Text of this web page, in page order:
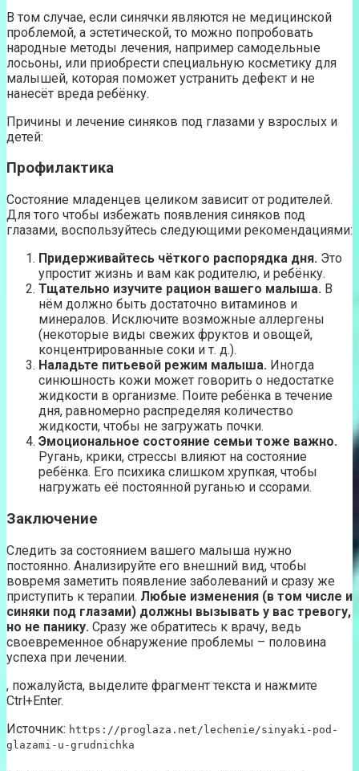
В том случае, если синячки являются не медицинской
проблемой, а эстетической, то можно попробовать
народные методы лечения, например самодельные
лосьоны, или приобрести специальную косметику для
малышей, которая поможет устранить дефект и не
нанесёт вреда ребёнку.
Причины и лечение синяков под глазами у взрослых и
детей:
Профилактика
Состояние младенцев целиком зависит от родителей.
Для того чтобы избежать появления синяков под
глазами, воспользуйтесь следующими рекомендациями:
Придерживайтесь чёткого распорядка дня. Это
упростит жизнь и вам как родителю, и ребёнку.
Тщательно изучите рацион вашего малыша. В
нём должно быть достаточно витаминов и
минералов. Исключите возможные аллергены
(некоторые виды свежих фруктов и овощей,
концентрированные соки и т. д.).
Наладьте питьевой режим малыша. Иногда
синюшность кожи может говорить о недостатке
жидкости в организме. Поите ребёнка в течение
дня, равномерно распределяя количество
жидкости, чтобы не загружать почки.
Эмоциональное состояние семьи тоже важно.
Ругань, крики, стрессы влияют на состояние
ребёнка. Его психика слишком хрупкая, чтобы
нагружать её постоянной руганью и ссорами.
Заключение
Следить за состоянием вашего малыша нужно
постоянно. Анализируйте его внешний вид, чтобы
вовремя заметить появление заболеваний и сразу же
приступить к терапии. Любые изменения (в том числе и
синяки под глазами) должны вызывать у вас тревогу,
но не панику. Сразу же обратитесь к врачу, ведь
своевременное обнаружение проблемы – половина
успеха при лечении.
, пожалуйста, выделите фрагмент текста и нажмите
Ctrl+Enter.
Источник: https://proglaza.net/lechenie/sinyaki-pod-
glazami-u-grudnichka